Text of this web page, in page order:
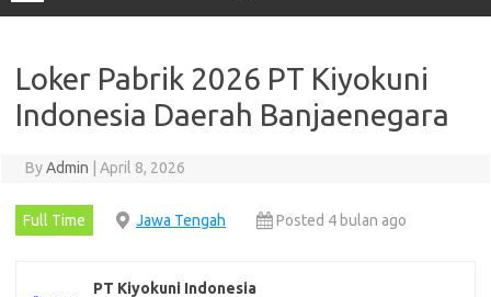
Loker Pabrik 2026 PT Kiyokuni
Indonesia Daerah Banjaenegara
ByAdmin April 8, 2026
Full Time Jawa Tengah Posted 4 bulan ago
PT Kiyokuni Indonesia